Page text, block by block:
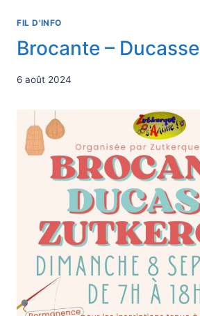
FIL D'INFO
Brocante – Ducasse
6 août 2024